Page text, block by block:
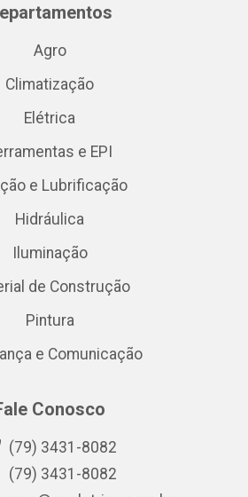
Agro
Climatização
Elétrica
e EPI
e Lubrificação
Hidráulica
Iluminação
de Construção
Pintura
e Comunicação
Conosco
(79) 3431-8082
(79) 3431-8082